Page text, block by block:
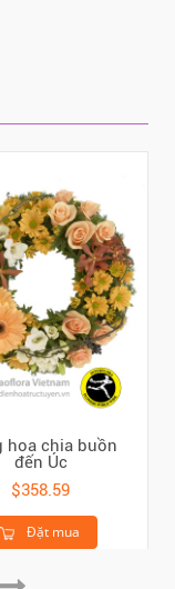
hoa chia buồn
đến Úc
$358.59
Đặt mua
AU-AUS-837